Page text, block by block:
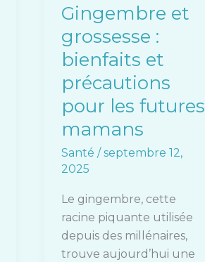
Gingembre et
grossesse :
bienfaits et
précautions
pour les futures
mamans
Santé /septembre 12,
2025
Le gingembre, cette
racine piquante utilisée
depuis des millénaires,
trouve aujourd’hui une
pour
les
futures
mamans